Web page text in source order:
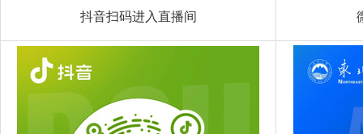
抖音扫码进入直播间